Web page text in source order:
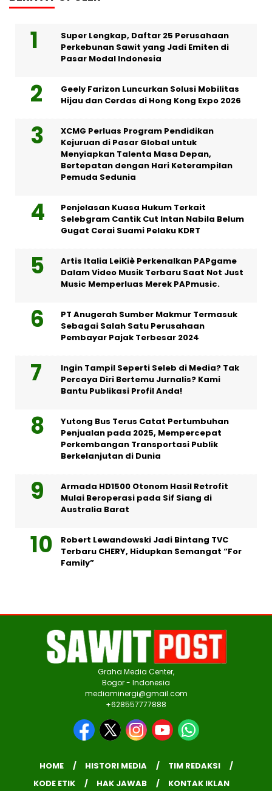
Super Lengkap, Daftar 25 Perusahaan
Perkebunan Sawit yang Jadi Emiten di
Pasar Modal Indonesia
Geely Farizon Luncurkan Solusi Mobilitas
Hijau dan Cerdas di Hong Kong Expo 2026
XCMG Perluas Program Pendidikan
Kejuruan di Pasar Global untuk
Menyiapkan Talenta Masa Depan,
Bertepatan dengan Hari Keterampilan
Pemuda Sedunia
Penjelasan Kuasa Hukum Terkait
Selebgram Cantik Cut Intan Nabila Belum
Gugat Cerai Suami Pelaku KDRT
Artis Italia LeiKiè Perkenalkan PAPgame
Dalam Video Musik Terbaru Saat Not Just
Music Memperluas Merek PAPmusic.
PT Anugerah Sumber Makmur Termasuk
Sebagai Salah Satu Perusahaan
Pembayar Pajak Terbesar 2024
Ingin Tampil Seperti Seleb di Media? Tak
Percaya Diri Bertemu Jurnalis? Kami
Bantu Publikasi Profil Anda!
Yutong Bus Terus Catat Pertumbuhan
Penjualan pada 2025, Mempercepat
Perkembangan Transportasi Publik
Berkelanjutan di Dunia
Armada HD1500 Otonom Hasil Retrofit
Mulai Beroperasi pada Sif Siang di
Australia Barat
Robert Lewandowski Jadi Bintang TVC
Terbaru CHERY, Hidupkan Semangat “For
Family”
Graha Media Center,
Bogor - Indonesia
mediaminergi@gmail.com
+628557777888
HOME HISTORI MEDIA
TIM REDAKSI
KODE ETIK
HAK JAWAB KONTAK IKLAN